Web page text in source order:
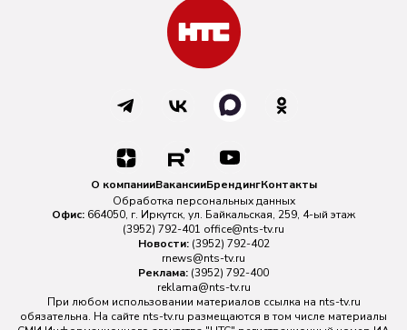
О компанииВакансииБрендингКонтакты
Обработка персональных данных
Офис: 664050, г. Иркутск, ул. Байкальская, 259, 4-ый этаж
(3952) 792-401 office@nts-tv.ru
Новости: (3952) 792-402
rnews@nts-tv.ru
Реклама: (3952) 792-400
reklama@nts-tv.ru
При любом использовании материалов ссылка на nts-tv.ru
обязательна. На сайте nts-tv.ru размещаются в том числе материалы